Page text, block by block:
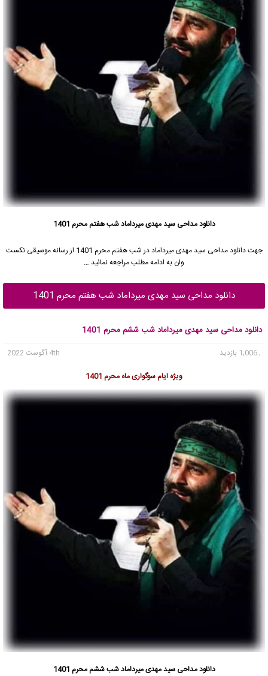
دانلود مداحی سید مهدی میرداماد شب هفتم محرم 1401
جهت دانلود مداحی سید مهدی میرداماد
در شب هفتم محرم 1401 از رسانه موسیقی نکست
وان به ادامه مطلب مراجعه نمائید …
دانلود مداحی سید مهدی میرداماد شب هفتم محرم 1401
دانلود مداحی سید مهدی میرداماد شب ششم محرم 1401
, 1,006 بازدید
4th آگوست 2022
ویژه ایام سوگواری ماه محرم 1401
دانلود مداحی سید مهدی میرداماد شب ششم محرم 1401